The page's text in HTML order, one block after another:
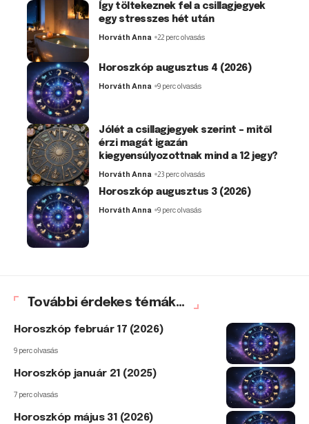
Így töltekeznek fel a csillagjegyek
egy stresszes hét után
Horváth Anna 22 perc olvasás
Horoszkóp augusztus 4 (2026)
Horváth Anna 9 perc olvasás
Jólét a csillagjegyek szerint – mitől
érzi magát igazán
kiegyensúlyozottnak mind a 12 jegy?
Horváth Anna 23 perc olvasás
Horoszkóp augusztus 3 (2026)
Horváth Anna 9 perc olvasás
További érdekes témák...
Horoszkóp február 17 (2026)
9 perc olvasás
Horoszkóp január 21 (2025)
7 perc olvasás
Horoszkóp május 31 (2026)